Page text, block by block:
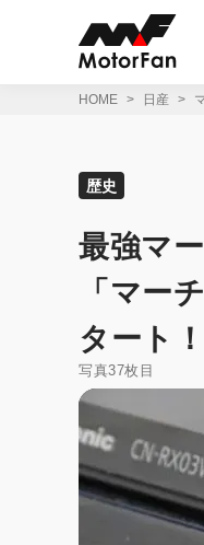
HOME 日産
歴史
最強マ
「マー
タート
写真37枚目